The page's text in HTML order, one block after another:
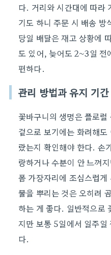
다. 거리와 시간대에 따라
기도 하니 주문 시 배송
당일 배달은 재고 상황에
도 있어, 늦어도 2~3일 전
편하다.
관리 방법과 유지 기간
꽃바구니의 생명은 플로
겉으로 보기에는 화려해
랐는지 확인해야 한다. 손
랑하거나 수분이 안 느껴
폼 가장자리에 조심스럽
물을 뿌리는 것은 오히려
하는 게 좋다. 일반적으로
지만 보통 5일에서 일주일
다.